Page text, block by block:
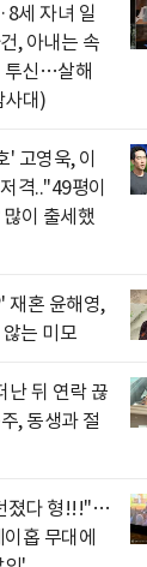
세 자녀 일
, 아내는 속
투신…살해
사대)
' 고영욱, 이
격.."49평이
이 출세했
혼 윤해영,
는 미모
난 뒤 연락 끊
, 동생과 절
졌다 형!!!"…
홉 무대에